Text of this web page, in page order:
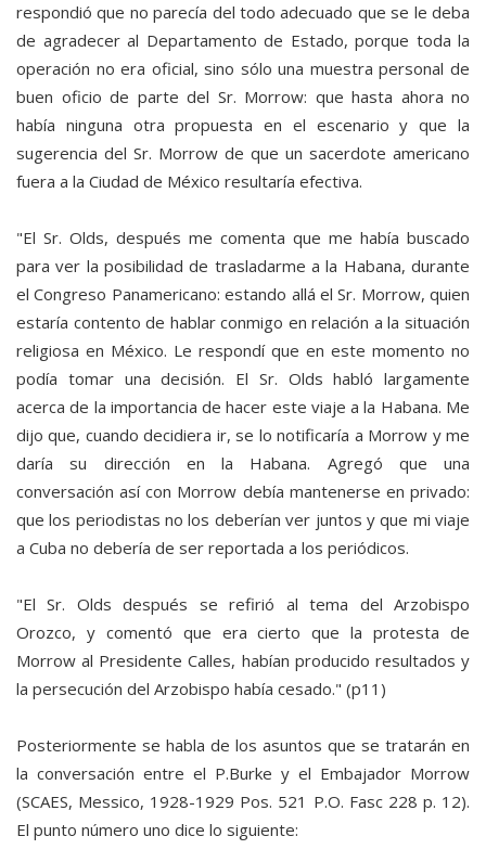
respondió que no parecía del todo adecuado que se le deba
de agradecer al Departamento de Estado, porque toda la
operación no era oficial, sino sólo una muestra personal de
buen oficio de parte del Sr. Morrow: que hasta ahora no
había ninguna otra propuesta en el escenario y que la
sugerencia del Sr. Morrow de que un sacerdote americano
fuera a la Ciudad de México resultaría efectiva.
"El Sr. Olds, después me comenta que me había buscado
para ver la posibilidad de trasladarme a la Habana, durante
el Congreso Panamericano: estando allá el Sr. Morrow, quien
estaría contento de hablar conmigo en relación a la situación
religiosa en México. Le respondí que en este momento no
podía tomar una decisión. El Sr. Olds habló largamente
acerca de la importancia de hacer este viaje a la Habana. Me
dijo que, cuando decidiera ir, se lo notificaría a Morrow y me
daría su dirección en la Habana. Agregó que una
conversación así con Morrow debía mantenerse en privado:
que los periodistas no los deberían ver juntos y que mi viaje
a Cuba no debería de ser reportada a los periódicos.
"El Sr. Olds después se refirió al tema del Arzobispo
Orozco, y comentó que era cierto que la protesta de
Morrow al Presidente Calles, habían producido resultados y
la persecución del Arzobispo había cesado." (p11)
Posteriormente se habla de los asuntos que se tratarán en
la conversación entre el P.Burke y el Embajador Morrow
(SCAES, Messico, 1928-1929 Pos. 521 P.O. Fasc 228 p. 12).
El punto número uno dice lo siguiente: